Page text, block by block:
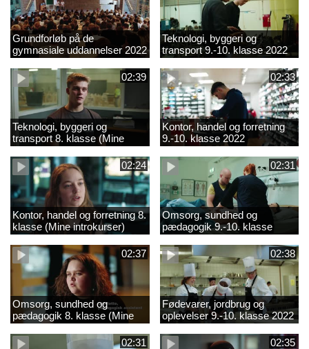
Grundforløb på de
gymnasiale uddannelser 2022
Teknologi, byggeri og
transport 9.-10. klasse 2022
02:39
Teknologi, byggeri og
transport 8. klasse (Mine
introkurser) 2022
02:33
Kontor, handel og forretning
9.-10. klasse 2022
02:24
Kontor, handel og forretning 8.
klasse (Mine introkurser)
2022
02:31
Omsorg, sundhed og
pædagogik 9.-10. klasse
2022
02:37
Omsorg, sundhed og
pædagogik 8. klasse (Mine
introkurser) 2022
02:38
Fødevarer, jordbrug og
oplevelser 9.-10. klasse 2022
02:31 02:35